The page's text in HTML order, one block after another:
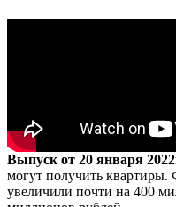
Выпуск от 20 января
могут получить квартиры.
увеличили почти на 400